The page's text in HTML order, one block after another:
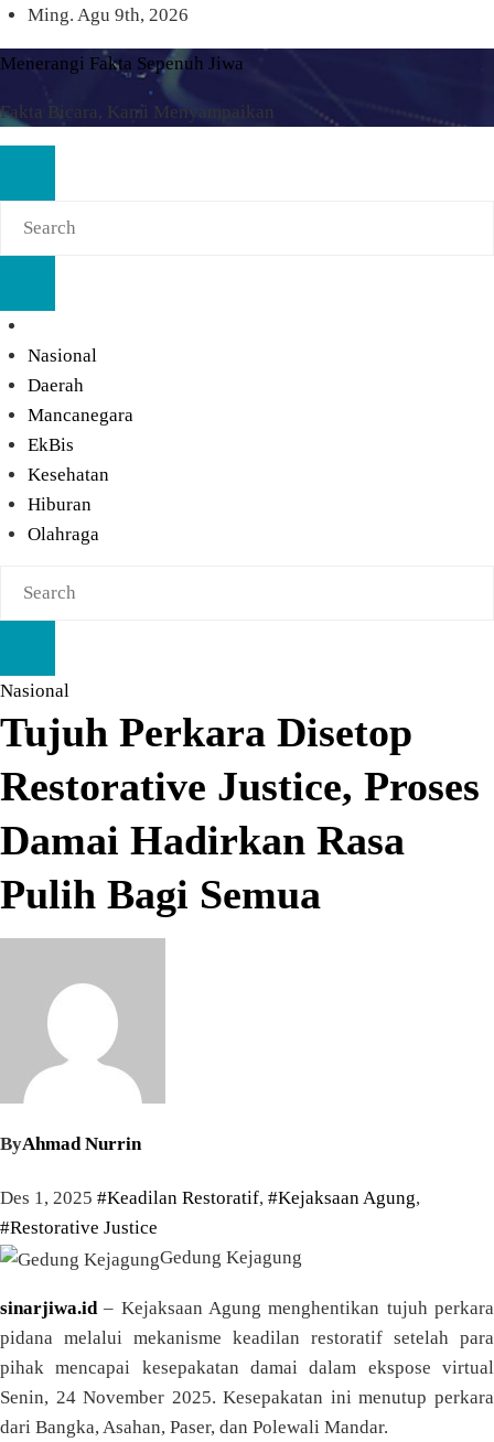
Skip
to
content
Ming. Agu 9th, 2026
Menerangi Fakta Sepenuh Jiwa
Fakta Bicara, Kami Menyampaikan
Nasional
Daerah
Mancanegara
EkBis
Kesehatan
Hiburan
Olahraga
Nasional
Tujuh Perkara Disetop
Restorative Justice, Proses
Damai Hadirkan Rasa
Pulih Bagi Semua
ByAhmad Nurrin
Des 1, 2025 #Keadilan Restoratif, #Kejaksaan Agung,
#Restorative Justice
Gedung Kejagung
sinarjiwa.id – Kejaksaan Agung menghentikan tujuh perkara
pidana melalui mekanisme keadilan restoratif setelah para
pihak mencapai kesepakatan damai dalam ekspose virtual
Senin, 24 November 2025. Kesepakatan ini menutup perkara
dari Bangka, Asahan, Paser, dan Polewali Mandar.